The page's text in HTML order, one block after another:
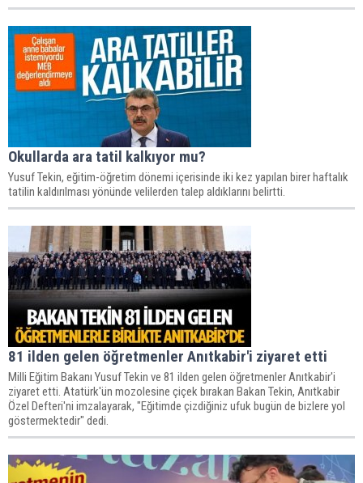
Okullarda ara tatil kalkıyor mu?
Yusuf Tekin, eğitim-öğretim dönemi içerisinde iki kez yapılan birer haftalık
tatilin kaldırılması yönünde velilerden talep aldıklarını belirtti.
81 ilden gelen öğretmenler Anıtkabir'i ziyaret etti
Milli Eğitim Bakanı Yusuf Tekin ve 81 ilden gelen öğretmenler Anıtkabir'i
ziyaret etti. Atatürk'ün mozolesine çiçek bırakan Bakan Tekin, Anıtkabir
Özel Defteri'ni imzalayarak, "Eğitimde çizdiğiniz ufuk bugün de bizlere yol
göstermektedir" dedi.